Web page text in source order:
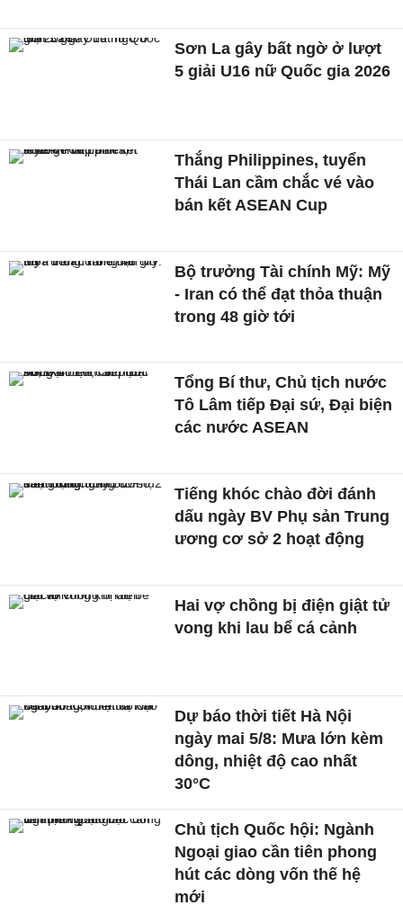
Sơn La gây bất ngờ ở lượt
5 giải U16 nữ Quốc gia 2026
Thắng Philippines, tuyển
Thái Lan cầm chắc vé vào
bán kết ASEAN Cup
Bộ trưởng Tài chính Mỹ: Mỹ
- Iran có thể đạt thỏa thuận
trong 48 giờ tới
Tổng Bí thư, Chủ tịch nước
Tô Lâm tiếp Đại sứ, Đại biện
các nước ASEAN
Tiếng khóc chào đời đánh
dấu ngày BV Phụ sản Trung
ương cơ sở 2 hoạt động
Hai vợ chồng bị điện giật tử
vong khi lau bể cá cảnh
Dự báo thời tiết Hà Nội
ngày mai 5/8: Mưa lớn kèm
dông, nhiệt độ cao nhất
30°C
Chủ tịch Quốc hội: Ngành
Ngoại giao cần tiên phong
hút các dòng vốn thế hệ
mới